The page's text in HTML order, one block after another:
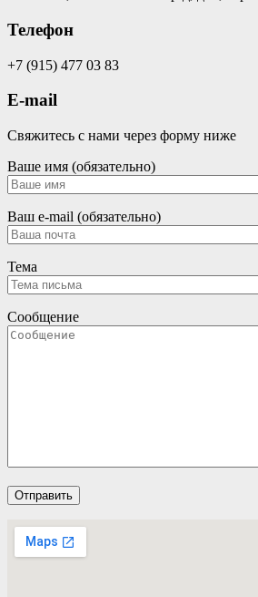
Телефон
+7 (915) 477 03 83
E-mail
Свяжитесь с нами через форму ниже
Ваше имя (обязательно)
Ваш e-mail (обязательно)
Тема
Сообщение